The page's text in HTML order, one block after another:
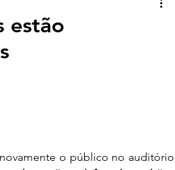
& Agro Sustentável
estão
o público no auditório